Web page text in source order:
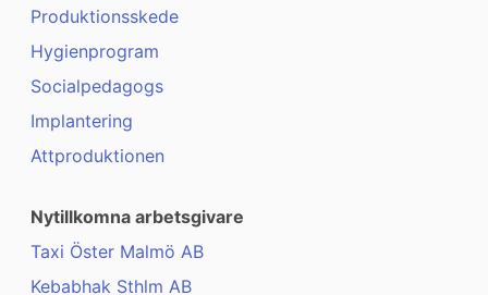
Produktionsskede
Hygienprogram
Socialpedagogs
Implantering
Attproduktionen
Nytillkomna arbetsgivare
Taxi Öster Malmö AB
Kebabhak Sthlm AB